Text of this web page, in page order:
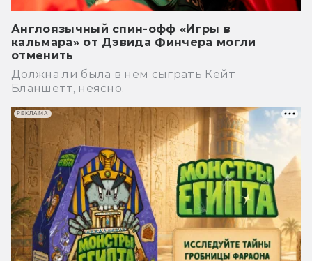
Англоязычный спин-офф «Игры в
кальмара» от Дэвида Финчера могли
отменить
Должна ли была в нем сыграть Кейт
Бланшетт, неясно.
РЕКЛАМА